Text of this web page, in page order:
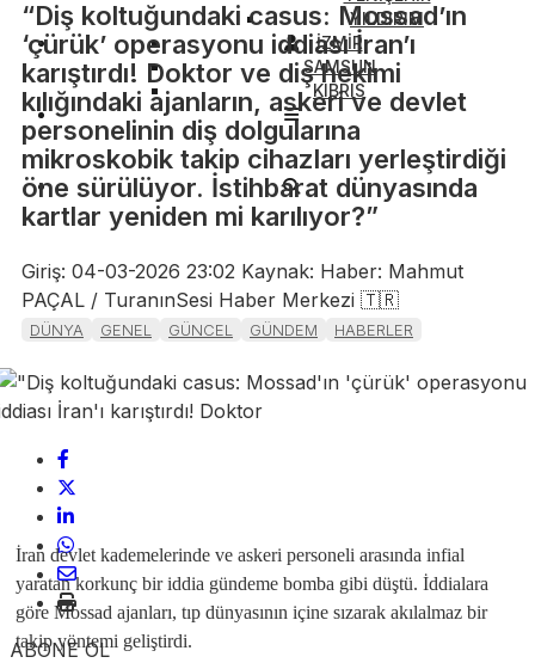
YILDIRIM
İZMİR
SAMSUN
KIBRIS
“Diş koltuğundaki casus: Mossad’ın
‘çürük’ operasyonu iddiası İran’ı
karıştırdı! Doktor ve diş hekimi
kılığındaki ajanların, askeri ve devlet
personelinin diş dolgularına
mikroskobik takip cihazları yerleştirdiği
öne sürülüyor. İstihbarat dünyasında
kartlar yeniden mi karılıyor?”
Giriş: 04-03-2026 23:02 Kaynak: Haber: Mahmut
PAÇAL / TuranınSesi Haber Merkezi 🇹🇷
DÜNYA GENEL GÜNCEL GÜNDEM HABERLER
ABONE OL
İran devlet kademelerinde ve askeri personeli arasında infial
yaratan korkunç bir iddia gündeme bomba gibi düştü. İddialara
göre Mossad ajanları, tıp dünyasının içine sızarak akılalmaz bir
takip yöntemi geliştirdi.